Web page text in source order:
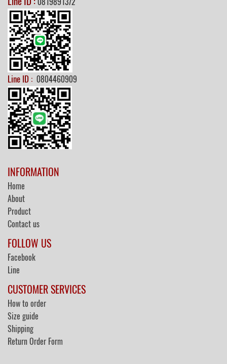
Line ID : 0804460909
INFORMATION
Home
About
Product
Contact us
FOLLOW US
Facebook
Line
CUSTOMER SERVICES
How to order
Size guide
Shipping
Return Order Form